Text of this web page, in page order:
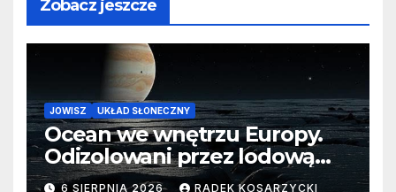
Zobacz jeszcze
JOWISZ UKŁAD SŁONECZNY
Ocean we wnętrzu Europy.
Odizolowani przez lodową
barierę
6 SIERPNIA 2026 RADEK KOSARZYCKI